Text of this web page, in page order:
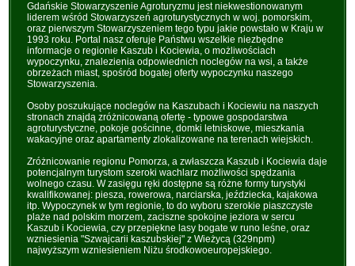
Gdańskie Stowarzyszenie Agroturyzmu jest niekwestionowanym
liderem wśród Stowarzyszeń agroturystycznych w woj. pomorskim,
oraz pierwszym Stowarzyszeniem tego typu jakie powstało w Kraju w
1993 roku. Portal nasz oferuje Państwu wszelkie niezbędne
informacje o regionie Kaszub i Kociewia, o możliwościach
wypoczynku, znalezienia odpowiednich noclegów na wsi, a także
obrzeżach miast, spośród bogatej oferty wypoczynku naszego
Stowarzyszenia.
Osoby poszukujące noclegów na Kaszubach i Kociewiu na naszych
stronach znajdą zróżnicowaną ofertę - typowe gospodarstwa
agroturystyczne, pokoje gościnne, domki letniskowe, mieszkania
wakacyjne oraz apartamenty zlokalizowane na terenach wiejskich.
Zróżnicowanie regionu Pomorza, a zwłaszcza Kaszub i Kociewia daje
potencjalnym turystom szeroki wachlarz możliwości spędzania
wolnego czasu. W zasięgu ręki dostępne są różne formy turystyki
kwalifikowanej: piesza, rowerowa, narciarska, jeździecka, kajakowa
itp. Wypoczynek w tym regionie, to do wyboru szerokie piaszczyste
plaże nad polskim morzem, zaciszne spokojne jeziora w sercu
Kaszub i Kociewia, czy przepiękne lasy bogate w runo leśne, oraz
wzniesienia "Szwajcarii kaszubskiej" z Wieżycą (329npm)
najwyższym wzniesieniem Niżu środkowoeuropejskiego.